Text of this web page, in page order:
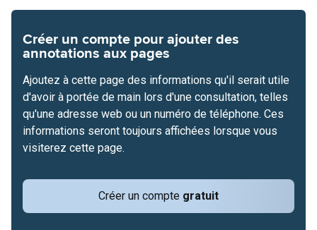
Créer un compte pour ajouter des
annotations aux pages
Créer un compte gratuit
Ajoutez à cette page des informations qu'il serait utile
d'avoir à portée de main lors d'une consultation, telles
qu'une adresse web ou un numéro de téléphone. Ces
informations seront toujours affichées lorsque vous
visiterez cette page.